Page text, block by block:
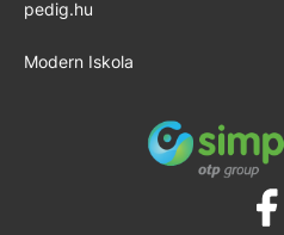
pedig.hu
Modern Iskola